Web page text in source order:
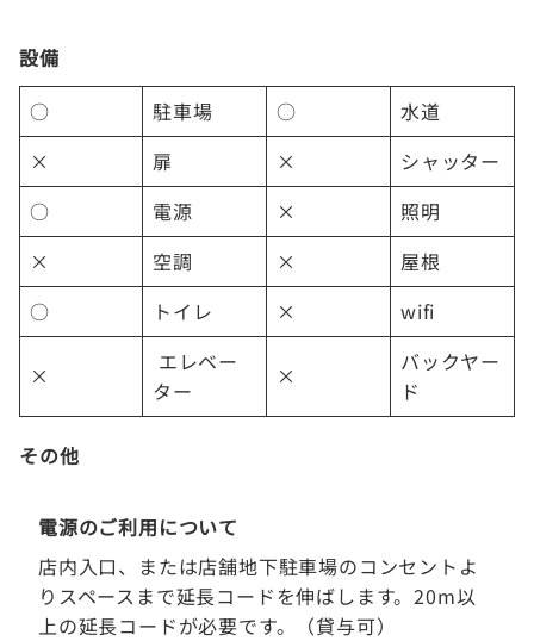
設備
○
駐車場 ○
水道
×
扉 ×
シャッター
○
電源 ×
照明
×
空調 ×
屋根
○
トイレ × wifi
×
エレベー
ター
×
バックヤー
ド
その他
電源のご利用について
店内入口、または店舗地下駐車場のコンセントよ
りスペースまで延長コードを伸ばします。20m以
上の延長コードが必要です。（貸与可）